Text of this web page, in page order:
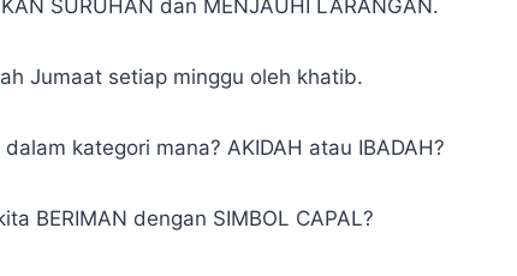
SURUHAN dan MENJAUHI LARANGAN.
Jumaat setiap minggu oleh khatib.
kategori mana? AKIDAH atau IBADAH?
BERIMAN dengan SIMBOL CAPAL?